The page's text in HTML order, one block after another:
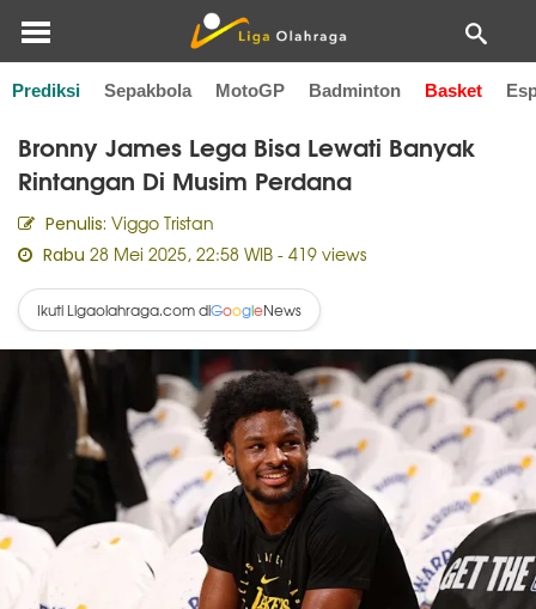
Prediksi Sepakbola MotoGP Badminton Basket
Home Basket
Bronny James Lega Bisa Lewati Banyak
Rintangan Di Musim Perdana
Penulis: Viggo Tristan
Rabu 28 Mei 2025, 22:58 WIB - 419 views
Ikuti Ligaolahraga.com diGoogleNews